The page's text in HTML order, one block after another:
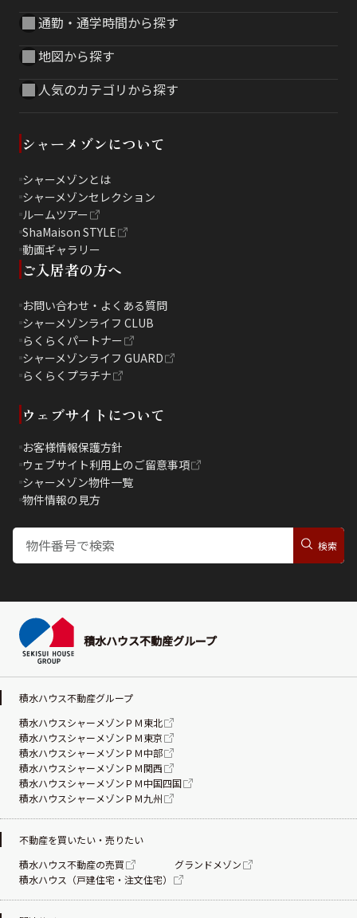
通勤・通学時間から探す
地図から探す
人気のカテゴリから探す
シャーメゾンについて
シャーメゾンとは
シャーメゾンセレクション
ルームツアー
ShaMaison STYLE
動画ギャラリー
ご入居者の方へ
お問い合わせ・よくある質問
シャーメゾンライフ CLUB
らくらくパートナー
シャーメゾンライフ GUARD
らくらくプラチナ
ウェブサイトについて
お客様情報保護方針
ウェブサイト利用上のご留意事項
シャーメゾン物件一覧
物件情報の見方
積水ハウス不動産グループ
積水ハウス不動産グループ
積水ハウスシャーメゾンＰＭ東北
積水ハウスシャーメゾンＰＭ東京
積水ハウスシャーメゾンＰＭ中部
積水ハウスシャーメゾンＰＭ関西
積水ハウスシャーメゾンＰＭ中国四国
積水ハウスシャーメゾンＰＭ九州
不動産を買いたい・売りたい
積水ハウス不動産の売買
グランドメゾン
積水ハウス（戸建住宅・注文住宅）